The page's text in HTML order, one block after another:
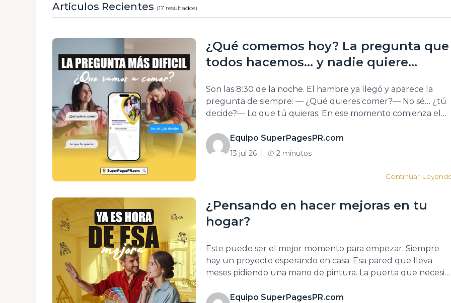
Articulos Recientes (17 resultados)
¿Qué comemos hoy? La pregunta que
todos hacemos… y nadie quiere
Son las 8:30 de la noche. El hambre ya llegó y aparece la
pregunta de siempre: — ¿Qué quieres comer?— No sé… ¿tú
decide?— Lo que tú quieras. En ese momento comienza el
¿Mariscos? ¿Comida mexicana? Cada persona tiene un antojo
diferente y decidir dónde comer puede tomar más […]
Equipo SuperPagesPR.com
13 jul 26 2 minutos
Continuar
¿Pensando en hacer mejoras en tu
hogar?
Este puede ser el mejor momento para empezar. Siempre
hay un proyecto esperando en casa. Esa pared que lleva
meses pidiendo una mano de pintura. La puerta que
que quieres renovar para disfrutar más con tu familia.
Equipo SuperPagesPR.com